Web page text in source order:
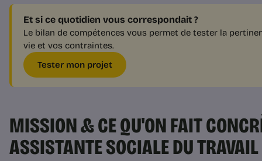
Et si ce quotidien vous correspondait ?
Le bilan de compétences vous permet de tester la
vie et vos contraintes.
Tester mon projet
MISSION & CE QU'ON FAIT
ASSISTANTE SOCIALE DU TRAVAIL